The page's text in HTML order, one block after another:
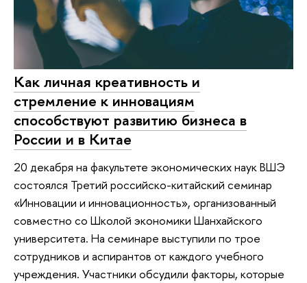
Как личная креативность и
стремление к инновациям
способствуют развитию бизнеса в
России и в Китае
20 декабря на факультете экономических наук ВШЭ
состоялся Третий российско-китайский семинар
«Инновации и инновационность», организованный
совместно со Школой экономики Шанхайского
университета. На семинаре выступили по трое
сотрудников и аспирантов от каждого учебного
учреждения. Участники обсудили факторы, которые